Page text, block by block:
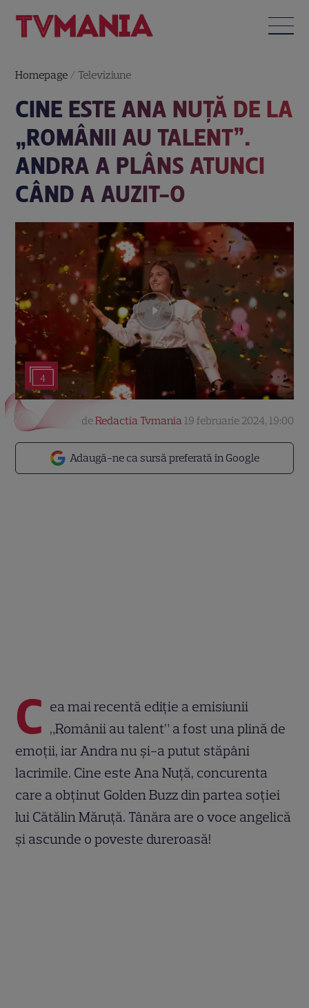
Homepage / Televiziune
CINE ESTE ANA NUȚĂ DE LA
„ROMÂNII AU TALENT”.
ANDRA A PLÂNS ATUNCI
CÂND A AUZIT-O
4
Adaugă-ne ca sursă preferată în Google
deRedactia Tvmania 19 februarie 2024, 19:00
C ea mai recentă ediție a emisiunii
„Românii au talent” a fost una plină de
emoții, iar Andra nu și-a putut stăpâni
lacrimile. Cine este Ana Nuță, concurenta
care a obținut Golden Buzz din partea soției
lui Cătălin Măruță. Tânăra are o voce angelică
și ascunde o poveste dureroasă!